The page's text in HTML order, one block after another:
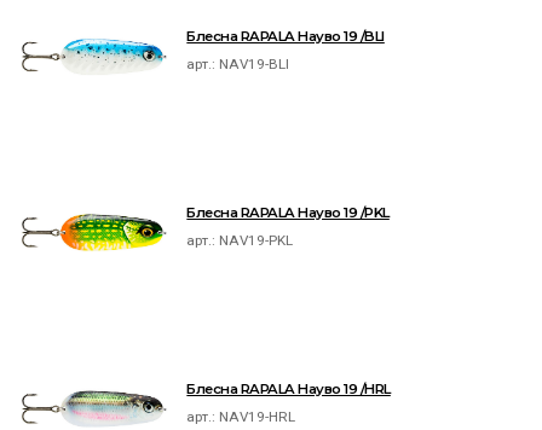
Блесна RAPALA Науво 19 /BLI
арт.: NAV19-BLI
Блесна RAPALA Науво 19 /PKL
арт.: NAV19-PKL
Блесна RAPALA Науво 19 /HRL
арт.: NAV19-HRL